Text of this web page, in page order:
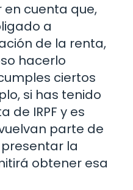
cuenta que,
a
de la renta,
hacerlo
ciertos
si has tenido
de IRPF y es
parte de
la
obtener esa